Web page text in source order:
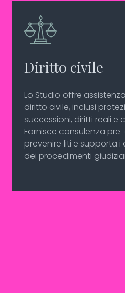
Diritto civile
Lo Studio offre
diritto civile, inclusi
successioni, diritti reali e
Fornisce consulenza
prevenire liti e supporta i
dei procedimenti